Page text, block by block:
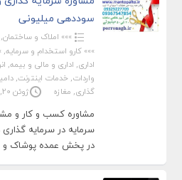
سوددهی میلیونی
»»» املاک و ساختمان,
»»» کارو استخدام و سرمایه,
اداری, اداری و مالی و بیمه,
واردات, خدمات اینترنت,
گذاری, مغازه ژوئن 20, 2026
مشاوره کسب و کار و
سرمایه در سرمایه گذاری
در پخش عمده پوشاک و